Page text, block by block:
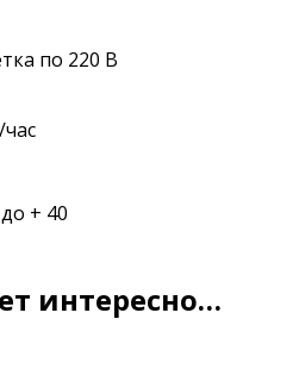
по 220 В
+ 40
интересно…